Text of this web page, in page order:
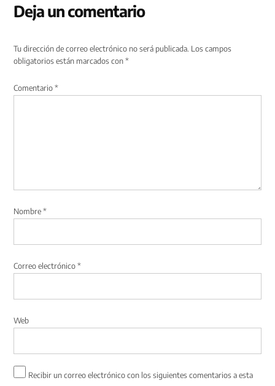
Deja un comentario
Tu dirección de correo electrónico no será publicada. Los campos
obligatorios están marcados con*
Comentario*
Nombre*
Correo electrónico*
Web
Recibir un correo electrónico con los siguientes comentarios a esta